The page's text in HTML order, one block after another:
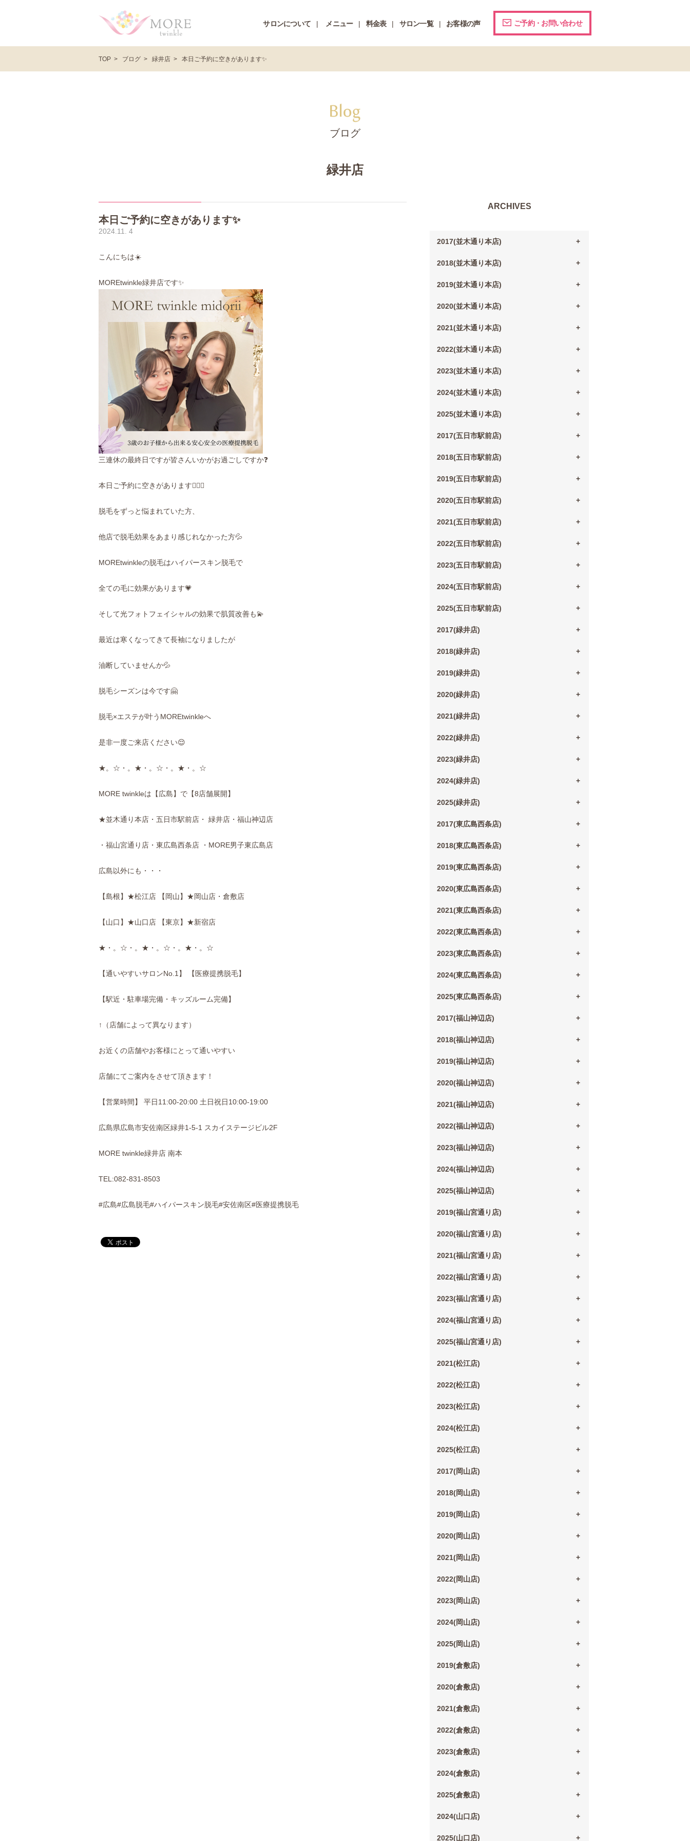
サロンについて メニュー 料金表 サロン一覧 お客様の声 ご予約・お問い合わせ
TOP ブログ 緑井店 本日ご予約に空きがあります✨
ブログ
緑井店
本日ご予約に空きがあります✨
2024.11. 4
こんにちは☀️
MOREtwinkle緑井店です✨
三連休の最終日ですが皆さんいかがお過ごしですか❓
本日ご予約に空きがあります🙆🏻‍♀️
脱毛をずっと悩まれていた方、
他店で脱毛効果をあまり感じれなかった方💦
MOREtwinkleの脱毛はハイパースキン脱毛で
全ての毛に効果があります💗
そして光フォトフェイシャルの効果で肌質改善も💫
最近は寒くなってきて長袖になりましたが
油断していませんか💦
脱毛シーズンは今です🤗
脱毛×エステが叶うMOREtwinkleへ
是非一度ご来店ください😌
★。☆・。★・。☆・。★・。☆
MORE twinkleは【広島】で【8店舗展開】
★並木通り本店・五日市駅前店・ 緑井店・福山神辺店
・福山宮通り店・東広島西条店 ・MORE男子東広島店
広島以外にも・・・
【島根】★松江店 【岡山】★岡山店・倉敷店
【山口】★山口店 【東京】★新宿店
★・。☆・。★・。☆・。★・。☆
【通いやすいサロンNo.1】 【医療提携脱毛】
【駅近・駐車場完備・キッズルーム完備】
↑（店舗によって異なります）
お近くの店舗やお客様にとって通いやすい
店舗にてご案内をさせて頂きます！
【営業時間】 平日11:00-20:00 土日祝日10:00-19:00
広島県広島市安佐南区緑井1-5-1 スカイステージビル2F
MORE twinkle緑井店 南本
TEL:082-831-8503
#広島#広島脱毛#ハイパースキン脱毛#安佐南区#医療提携脱毛
ARCHIVES
2017(並木通り本店)
2018(並木通り本店)
2019(並木通り本店)
2020(並木通り本店)
2021(並木通り本店)
2022(並木通り本店)
2023(並木通り本店)
2024(並木通り本店)
2025(並木通り本店)
2017(五日市駅前店)
2018(五日市駅前店)
2019(五日市駅前店)
2020(五日市駅前店)
2021(五日市駅前店)
2022(五日市駅前店)
2023(五日市駅前店)
2024(五日市駅前店)
2025(五日市駅前店)
2017(緑井店)
2018(緑井店)
2019(緑井店)
2020(緑井店)
2021(緑井店)
2022(緑井店)
2023(緑井店)
2024(緑井店)
2025(緑井店)
2017(東広島西条店)
2018(東広島西条店)
2019(東広島西条店)
2020(東広島西条店)
2021(東広島西条店)
2022(東広島西条店)
2023(東広島西条店)
2024(東広島西条店)
2025(東広島西条店)
2017(福山神辺店)
2018(福山神辺店)
2019(福山神辺店)
2020(福山神辺店)
2021(福山神辺店)
2022(福山神辺店)
2023(福山神辺店)
2024(福山神辺店)
2025(福山神辺店)
2019(福山宮通り店)
2020(福山宮通り店)
2021(福山宮通り店)
2022(福山宮通り店)
2023(福山宮通り店)
2024(福山宮通り店)
2025(福山宮通り店)
2021(松江店)
2022(松江店)
2023(松江店)
2024(松江店)
2025(松江店)
2017(岡山店)
2018(岡山店)
2019(岡山店)
2020(岡山店)
2021(岡山店)
2022(岡山店)
2023(岡山店)
2024(岡山店)
2025(岡山店)
2019(倉敷店)
2020(倉敷店)
2021(倉敷店)
2022(倉敷店)
2023(倉敷店)
2024(倉敷店)
2025(倉敷店)
2024(山口店)
2025(山口店)